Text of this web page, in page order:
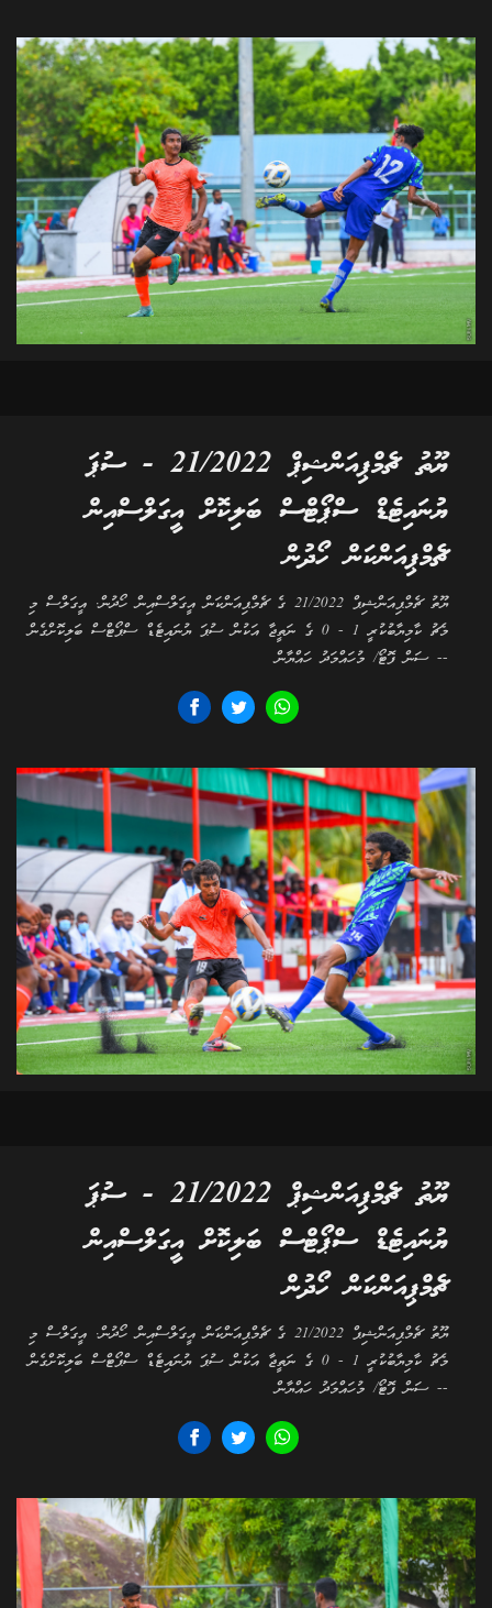
ޔޫތު ޗެމްޕިއަންޝިޕް 21/2022 - ސުޕަ
ޔުނައިޓެޑް ސްޕޯޓްސް ބަލިކޮށް އީގަލްސްއިން
ޗެމްޕިއަންކަން ހޯދުން
ޔޫތު ޗެމްޕިއަންޝިޕް 21/2022 ގެ ޗެމްޕިއަންކަން އީގަލްސްއިން ހޯދުން. އީގަލްސް މި
މެޗު ކާމިޔާބުކުރީ 1 - 0 ގެ ނަތީޖާ އަކުން ސުޕަ ޔުނައިޓެޑް ސްޕޯޓްސް ބަލިކޮށްގެން
-- ސަން ފޮޓޯ/ މުހައްމަދު ހައްޔާން
ޔޫތު ޗެމްޕިއަންޝިޕް 21/2022 - ސުޕަ
ޔުނައިޓެޑް ސްޕޯޓްސް ބަލިކޮށް އީގަލްސްއިން
ޗެމްޕިއަންކަން ހޯދުން
ޔޫތު ޗެމްޕިއަންޝިޕް 21/2022 ގެ ޗެމްޕިއަންކަން އީގަލްސްއިން ހޯދުން. އީގަލްސް މި
މެޗު ކާމިޔާބުކުރީ 1 - 0 ގެ ނަތީޖާ އަކުން ސުޕަ ޔުނައިޓެޑް ސްޕޯޓްސް ބަލިކޮށްގެން
-- ސަން ފޮޓޯ/ މުހައްމަދު ހައްޔާން